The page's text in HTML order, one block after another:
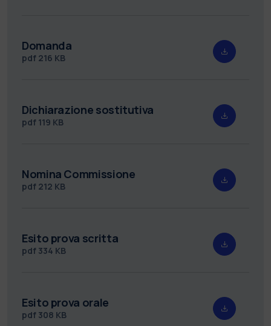
Domanda
pdf 216 KB
Dichiarazione sostitutiva
pdf 119 KB
Nomina Commissione
pdf 212 KB
Esito prova scritta
pdf 334 KB
Esito prova orale
pdf 308 KB